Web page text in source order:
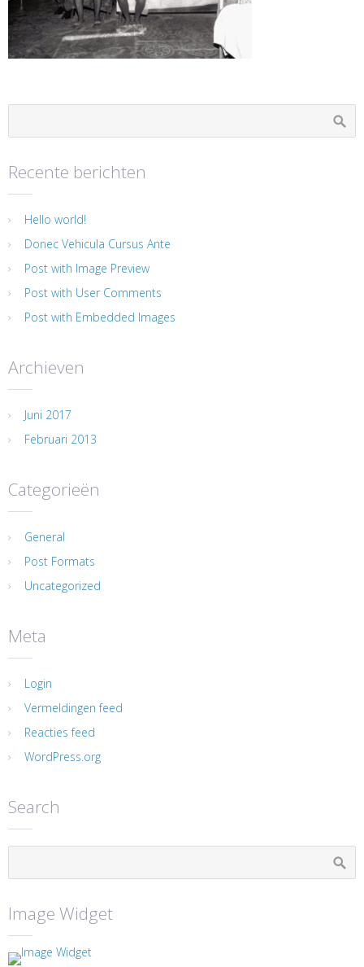
Recente berichten
Hello world!
Donec Vehicula Cursus Ante
Post with Image Preview
Post with User Comments
Post with Embedded Images
Archieven
Juni 2017
Februari 2013
Categorieën
General
Post Formats
Uncategorized
Meta
Login
Vermeldingen feed
Reacties feed
WordPress.org
Search
Image Widget